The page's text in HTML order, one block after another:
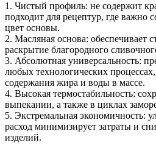
1. Чистый профиль: не содержит
подходит для рецептур, где важно
цвет основы.
2. Масляная основа: обеспечивает
раскрытие благородного
3. Абсолютная универсальность:
любых технологических
содержания жира и воды в массе.
4. Высокая термостабильность:
выпекании, а также в циклах
5. Экстремальная экономичность:
расход минимизирует затраты и
изделий.